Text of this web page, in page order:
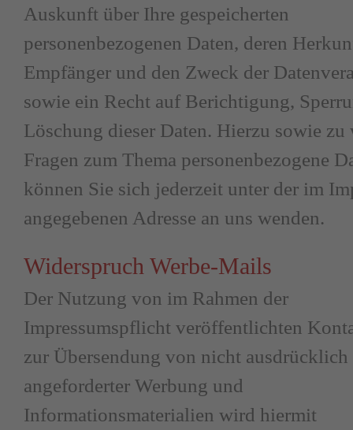
Auskunft über Ihre gespeicherten
personenbezogenen Daten, deren
Empfänger und den Zweck der
sowie ein Recht auf Berichtigung,
Löschung dieser Daten. Hierzu sowie zu
Fragen zum Thema personenbezogene
können Sie sich jederzeit unter der im
angegebenen Adresse an uns wenden.
Widerspruch Werbe-Mails
Der Nutzung von im Rahmen der
Impressumspflicht veröffentlichten
zur Übersendung von nicht ausdrücklich
angeforderter Werbung und
Informationsmaterialien wird hiermit